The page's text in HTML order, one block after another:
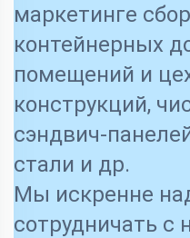
маркетинге
контейнерных
помещений и
конструкций,
сэндвич-
стали и др.
Мы искренне
сотрудничать